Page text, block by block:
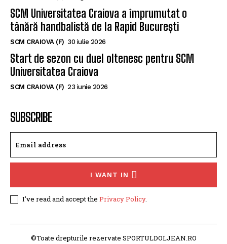
SCM Universitatea Craiova a împrumutat o
tânără handbalistă de la Rapid București
SCM CRAIOVA (F) 30 iulie 2026
Start de sezon cu duel oltenesc pentru SCM
Universitatea Craiova
SCM CRAIOVA (F) 23 iunie 2026
SUBSCRIBE
I WANT IN
I've read and accept the Privacy Policy.
©Toate drepturile rezervate SPORTULDOLJEAN.RO